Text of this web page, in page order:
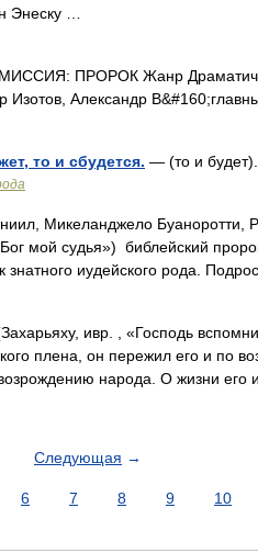
Энеску …
ПРОРОК Жанр
Александр
то и сбудется. — (то и
Микеланджело Буаноротти,
иудейского рода.
ивр. ‎, «Господь
плена, он пережил его и по
народа. О жизни его
Следующая →
6 7 8 9 10